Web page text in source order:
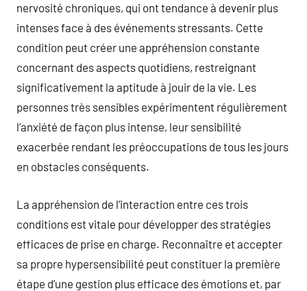
nervosité chroniques, qui ont tendance à devenir plus
intenses face à des événements stressants. Cette
condition peut créer une appréhension constante
concernant des aspects quotidiens, restreignant
significativement la aptitude à jouir de la vie. Les
personnes très sensibles expérimentent régulièrement
l’anxiété de façon plus intense, leur sensibilité
exacerbée rendant les préoccupations de tous les jours
en obstacles conséquents.
La appréhension de l’interaction entre ces trois
conditions est vitale pour développer des stratégies
efficaces de prise en charge. Reconnaître et accepter
sa propre hypersensibilité peut constituer la première
étape d’une gestion plus efficace des émotions et, par